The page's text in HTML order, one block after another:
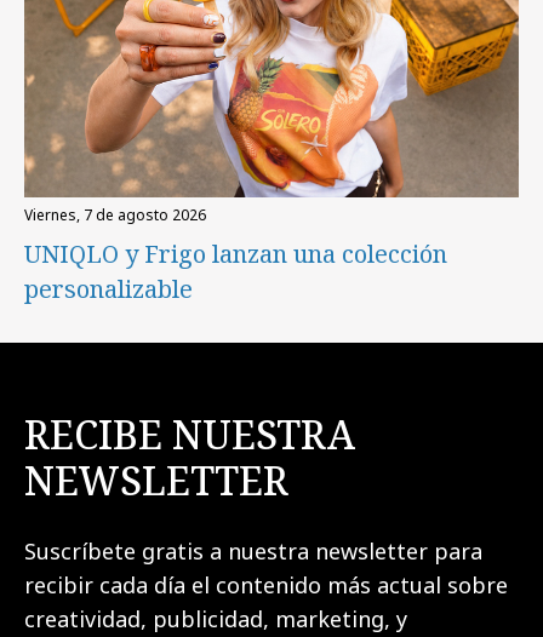
viernes, 7 de agosto 2026
UNIQLO y Frigo lanzan una colección
personalizable
RECIBE NUESTRA
NEWSLETTER
Suscríbete gratis a nuestra newsletter para
recibir cada día el contenido más actual sobre
creatividad, publicidad, marketing, y